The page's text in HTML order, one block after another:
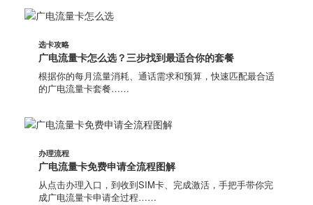
选卡攻略
广电流量卡怎么选？三步找到最适合你的套餐
根据你的每月流量消耗、通话需求和预算，快速匹配最合适
的广电流量卡套餐……
办理流程
广电流量卡免费申请全流程图解
从点击办理入口，到收到SIM卡、完成激活，手把手带你完
成广电流量卡申请全过程……